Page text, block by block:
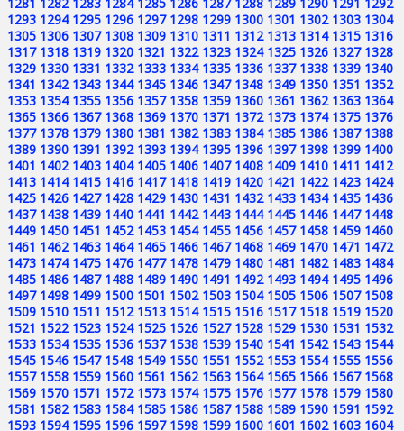
1293 1294 1295 1296 1297 1298 1299 1300 1301 1302 1303 1304
1305 1306 1307 1308 1309 1310 1311 1312 1313 1314 1315 1316
1317 1318 1319 1320 1321 1322 1323 1324 1325 1326 1327 1328
1329 1330 1331 1332 1333 1334 1335 1336 1337 1338 1339 1340
1341 1342 1343 1344 1345 1346 1347 1348 1349 1350 1351 1352
1353 1354 1355 1356 1357 1358 1359 1360 1361 1362 1363 1364
1365 1366 1367 1368 1369 1370 1371 1372 1373 1374 1375 1376
1377 1378 1379 1380 1381 1382 1383 1384 1385 1386 1387 1388
1389 1390 1391 1392 1393 1394 1395 1396 1397 1398 1399 1400
1401 1402 1403 1404 1405 1406 1407 1408 1409 1410 1411 1412
1413 1414 1415 1416 1417 1418 1419 1420 1421 1422 1423 1424
1425 1426 1427 1428 1429 1430 1431 1432 1433 1434 1435 1436
1437 1438 1439 1440 1441 1442 1443 1444 1445 1446 1447 1448
1449 1450 1451 1452 1453 1454 1455 1456 1457 1458 1459 1460
1461 1462 1463 1464 1465 1466 1467 1468 1469 1470 1471 1472
1473 1474 1475 1476 1477 1478 1479 1480 1481 1482 1483 1484
1485 1486 1487 1488 1489 1490 1491 1492 1493 1494 1495 1496
1497 1498 1499 1500 1501 1502 1503 1504 1505 1506 1507 1508
1509 1510 1511 1512 1513 1514 1515 1516 1517 1518 1519 1520
1521 1522 1523 1524 1525 1526 1527 1528 1529 1530 1531 1532
1533 1534 1535 1536 1537 1538 1539 1540 1541 1542 1543 1544
1545 1546 1547 1548 1549 1550 1551 1552 1553 1554 1555 1556
1557 1558 1559 1560 1561 1562 1563 1564 1565 1566 1567 1568
1569 1570 1571 1572 1573 1574 1575 1576 1577 1578 1579 1580
1581 1582 1583 1584 1585 1586 1587 1588 1589 1590 1591 1592
1593 1594 1595 1596 1597 1598 1599 1600 1601 1602 1603 1604